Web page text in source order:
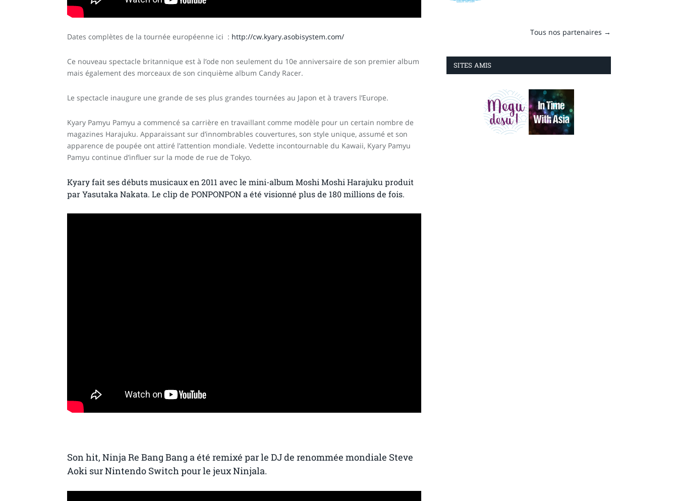
Dates complètes de la tournée européenne ici : http://cw.kyary.asobisystem.com/
Ce nouveau spectacle britannique est à l’ode non seulement du 10e anniversaire de son premier album
mais également des morceaux de son cinquième album Candy Racer.
Le spectacle inaugure une grande de ses plus grandes tournées au Japon et à travers l’Europe.
Kyary Pamyu Pamyu a commencé sa carrière en travaillant comme modèle pour un certain nombre de
magazines Harajuku. Apparaissant sur d’innombrables couvertures, son style unique, assumé et son
apparence de poupée ont attiré l’attention mondiale. Vedette incontournable du Kawaii, Kyary Pamyu
Pamyu continue d’influer sur la mode de rue de Tokyo.
Kyary fait ses débuts musicaux en 2011 avec le mini-album Moshi Moshi Harajuku produit
par Yasutaka Nakata. Le clip de PONPONPON a été visionné plus de 180 millions de fois.
Son hit, Ninja Re Bang Bang a été remixé par le DJ de renommée mondiale Steve
Aoki surNintendo Switch pour le jeux Ninjala.
Tous nos partenaires →
SITES AMIS